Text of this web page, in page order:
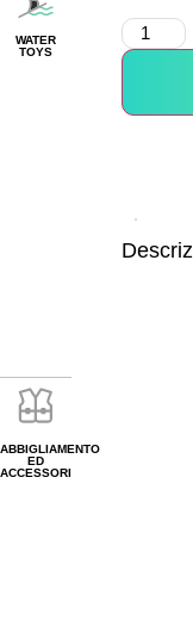
WATER
TOYS
ABBIGLIAMENTO
ED
ACCESSORI